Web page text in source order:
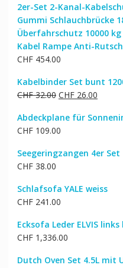
2er-Set 2-Kanal-
Gummi Schlauchbrücke
Überfahrschutz 10000
Kabel Rampe Anti-
CHF454.00
Kabelbinder Set bunt
CHF32.00 Ursprünglicher
war:
CHF 32.00
CHF26.00
ist:
Abdeckplane für
CHF109.00
Seegeringzangen 4er Set
CHF38.00
Schlafsofa YALE weiss
CHF241.00
Ecksofa Leder ELVIS
CHF1,336.00
Dutch Oven Set 4.5L mit